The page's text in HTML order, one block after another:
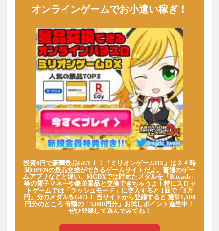
オンラインゲームでお小遣い稼ぎ！
投資0円で豪華景品GET！！「ミリオンゲームDX」は２４時
間OPENの景品交換ができるゲームサイトだよ。普通のゲー
ムアプリなどと違い、MGDXでは貯めたメダルを「Bitcash」
等の電子マネーや豪華景品と交換できちゃうよ！特にスロッ
トゲームでは「ラッシュモード」に突入すると 1回で「3万
円」分のメダルをGET！ 当サイトから登録すると 通常1,500
円分のところ 倍額の「3,000円分」お試しポイント進呈中！
ぜひ登録して遊んでみてね！